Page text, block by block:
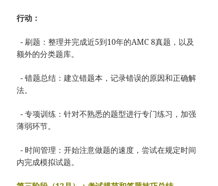
行动：
- 刷题：整理并完成近5到10年的AMC 8真题，以及
额外的分类题库。
- 错题总结：建立错题本，记录错误的原因和正确解
法。
- 专项训练：针对不熟悉的题型进行专门练习，加强
薄弱环节。
- 时间管理：开始注意做题的速度，尝试在规定时间
内完成模拟试题。